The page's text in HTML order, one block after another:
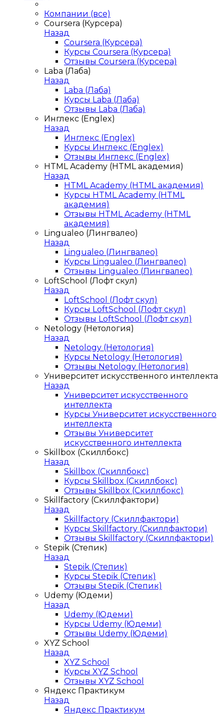
Компании (все)
Coursera (Курсера)
Назад
Coursera (Курсера)
Курсы Coursera (Курсера)
Отзывы Coursera (Курсера)
Laba (Лаба)
Назад
Laba (Лаба)
Курсы Laba (Лаба)
Отзывы Laba (Лаба)
Инглекс (Englex)
Назад
Инглекс (Englex)
Курсы Инглекс (Englex)
Отзывы Инглекс (Englex)
HTML Academy (HTML академия)
Назад
HTML Academy (HTML академия)
Курсы HTML Academy (HTML
академия)
Отзывы HTML Academy (HTML
академия)
Lingualeo (Лингвалео)
Назад
Lingualeo (Лингвалео)
Курсы Lingualeo (Лингвалео)
Отзывы Lingualeo (Лингвалео)
LoftSchool (Лофт скул)
Назад
LoftSchool (Лофт скул)
Курсы LoftSchool (Лофт скул)
Отзывы LoftSchool (Лофт скул)
Netology (Нетология)
Назад
Netology (Нетология)
Курсы Netology (Нетология)
Отзывы Netology (Нетология)
Университет искусственного интеллекта
Назад
Университет искусственного
интеллекта
Курсы Университет искусственного
интеллекта
Отзывы Университет
искусственного интеллекта
Skillbox (Скиллбокс)
Назад
Skillbox (Скиллбокс)
Курсы Skillbox (Скиллбокс)
Отзывы Skillbox (Скиллбокс)
Skillfactory (Скиллфактори)
Назад
Skillfactory (Скиллфактори)
Курсы Skillfactory (Скиллфактори)
Отзывы Skillfactory (Скиллфактори)
Stepik (Степик)
Назад
Stepik (Степик)
Курсы Stepik (Степик)
Отзывы Stepik (Степик)
Udemy (Юдеми)
Назад
Udemy (Юдеми)
Курсы Udemy (Юдеми)
Отзывы Udemy (Юдеми)
XYZ School
Назад
XYZ School
Курсы XYZ School
Отзывы XYZ School
Яндекс Практикум
Назад
Яндекс Практикум